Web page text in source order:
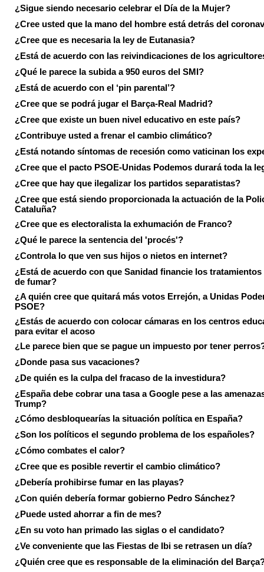
¿Sigue siendo necesario celebrar el Día de la Mujer?
¿Cree usted que la mano del hombre está detrás del
¿Cree que es necesaria la ley de Eutanasia?
¿Está de acuerdo con las reivindicaciones de los
¿Qué le parece la subida a 950 euros del SMI?
¿Está de acuerdo con el ‘pin parental’?
¿Cree que se podrá jugar el Barça-Real Madrid?
¿Cree que existe un buen nivel educativo en este país?
¿Contribuye usted a frenar el cambio climático?
¿Está notando síntomas de recesión como vaticinan los
¿Cree que el pacto PSOE-Unidas Podemos durará toda la
¿Cree que hay que ilegalizar los partidos separatistas?
¿Cree que está siendo proporcionada la actuación de la
Cataluña?
¿Cree que es electoralista la exhumación de Franco?
¿Qué le parece la sentencia del 'procés'?
¿Controla lo que ven sus hijos o nietos en internet?
¿Está de acuerdo con que Sanidad financie los tratamientos
de fumar?
¿A quién cree que quitará más votos Errejón, a Unidas
PSOE?
¿Estás de acuerdo con colocar cámaras en los centros
para evitar el acoso
¿Le parece bien que se pague un impuesto por tener
¿Donde pasa sus vacaciones?
¿De quién es la culpa del fracaso de la investidura?
¿España debe cobrar una tasa a Google pese a las
Trump?
¿Cómo desbloquearías la situación política en España?
¿Son los políticos el segundo problema de los españoles?
¿Cómo combates el calor?
¿Cree que es posible revertir el cambio climático?
¿Debería prohibirse fumar en las playas?
¿Con quién debería formar gobierno Pedro Sánchez?
¿Puede usted ahorrar a fin de mes?
¿En su voto han primado las siglas o el candidato?
¿Ve conveniente que las Fiestas de Ibi se retrasen un día?
¿Quién cree que es responsable de la eliminación del